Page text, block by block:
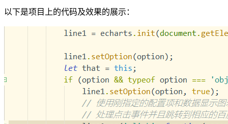
以下是项目上的代码及效果的展示：